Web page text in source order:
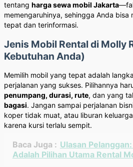
tentang harga sewa mobil Jakarta
memengaruhinya, sehingga Anda
tepat dan terinformasi.
Jenis Mobil Rental di Molly
Kebutuhan Anda)
Memilih mobil yang tepat adalah
perjalanan yang sukses. Pilihannya
penumpang, durasi, rute, dan yang
bagasi. Jangan sampai perjalanan
koper tidak muat, atau liburan
karena kursi terlalu sempit.
Baca Juga : Ulasan
Adalah Pilihan Utama Rental